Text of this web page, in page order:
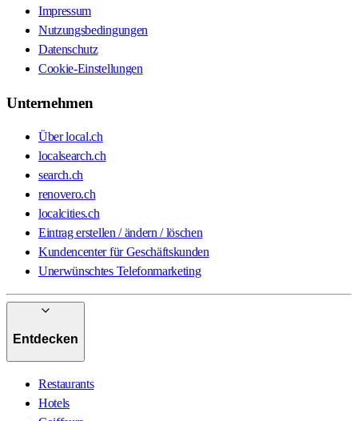
Impressum
Nutzungsbedingungen
Datenschutz
Cookie-Einstellungen
Unternehmen
Über local.ch
localsearch.ch
search.ch
renovero.ch
localcities.ch
Eintrag erstellen / ändern / löschen
Kundencenter für Geschäftskunden
Unerwünschtes Telefonmarketing
Entdecken
Restaurants
Hotels